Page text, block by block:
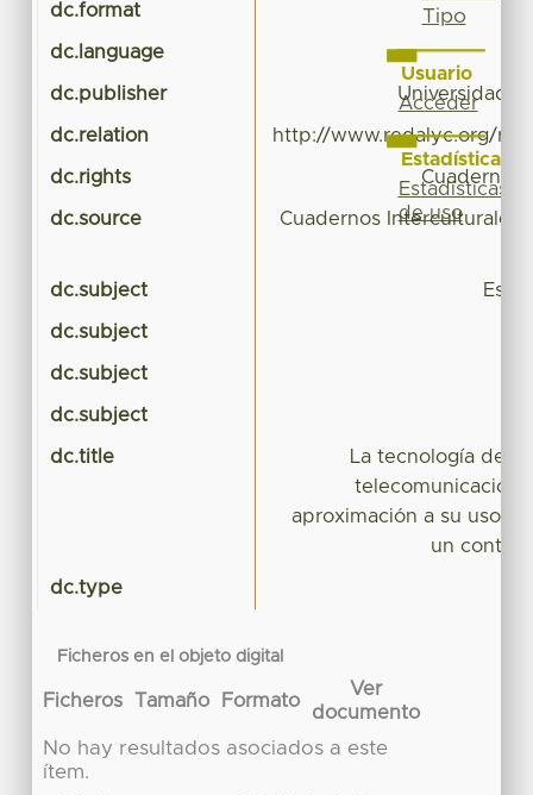
dc.format
dc.language
dc.publisher Universidad
dc.relation http://www.redalyc.org/
dc.rights Cuadernos
dc.source Cuadernos Interculturales
dc.subject
dc.subject
dc.subject
dc.subject
dc.title
La tecnología de
telecomunicación
aproximación a su uso y
un
dc.type
Ficheros en el objeto digital
Ficheros Tamaño Formato
Ver
documento
No hay resultados asociados a este
ítem.
Tipo
Usuario
Acceder
Estadísticas
Estadísticas
de uso